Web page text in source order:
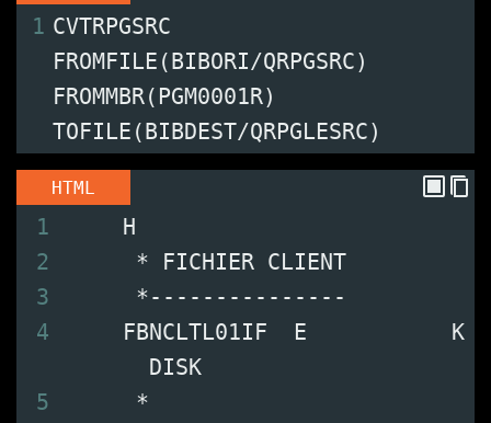
1 CVTRPGSRC
FROMFILE(BIBORI/QRPGSRC)
FROMMBR(PGM0001R)
TOFILE(BIBDEST/QRPGLESRC)
HTML
1
H
2
* FICHIER CLIENT
3
*---------------
4
FBNCLTL01IF  E           K
DISK
5
*